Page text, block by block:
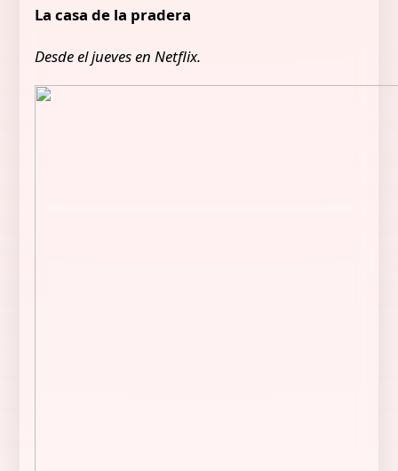
La casa de la pradera
Desde el jueves en Netflix.